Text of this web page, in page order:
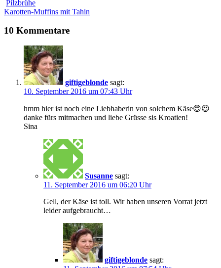
Pilzbrühe
Karotten-Muffins mit Tahin
10 Kommentare
giftigeblonde sagt:
10. September 2016 um 07:43 Uhr
hmm hier ist noch eine Liebhaberin von solchem Käse😍😍
danke fürs mitmachen und liebe Grüsse sis Kroatien!
Sina
Susanne sagt:
11. September 2016 um 06:20 Uhr
Gell, der Käse ist toll. Wir haben unseren Vorrat jetzt
leider aufgebraucht…
giftigeblonde sagt: